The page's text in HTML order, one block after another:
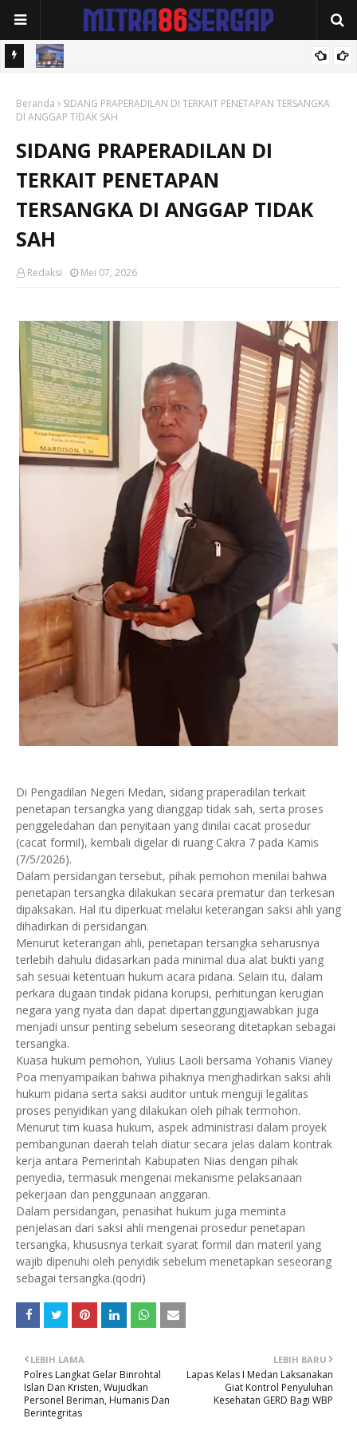
Ai"
Indonesia
Beranda
SIDANG PRAPERADILAN DI TERKAIT PENETAPAN TERSANGKA
DI ANGGAP TIDAK SAH
SIDANG PRAPERADILAN DI
TERKAIT PENETAPAN
TERSANGKA DI ANGGAP TIDAK
SAH
Redaksi Mei 07, 2026
Di Pengadilan Negeri Medan, sidang praperadilan terkait
penetapan tersangka yang dianggap tidak sah, serta proses
penggeledahan dan penyitaan yang dinilai cacat prosedur
(cacat formil), kembali digelar di ruang Cakra 7 pada Kamis
(7/5/2026).
Dalam persidangan tersebut, pihak pemohon menilai bahwa
penetapan tersangka dilakukan secara prematur dan terkesan
dipaksakan. Hal itu diperkuat melalui keterangan saksi ahli yang
dihadirkan di persidangan.
Menurut keterangan ahli, penetapan tersangka seharusnya
terlebih dahulu didasarkan pada minimal dua alat bukti yang
sah sesuai ketentuan hukum acara pidana. Selain itu, dalam
perkara dugaan tindak pidana korupsi, perhitungan kerugian
negara yang nyata dan dapat dipertanggungjawabkan juga
menjadi unsur penting sebelum seseorang ditetapkan sebagai
tersangka.
Kuasa hukum pemohon, Yulius Laoli bersama Yohanis Vianey
Poa menyampaikan bahwa pihaknya menghadirkan saksi ahli
hukum pidana serta saksi auditor untuk menguji legalitas
proses penyidikan yang dilakukan oleh pihak termohon.
Menurut tim kuasa hukum, aspek administrasi dalam proyek
pembangunan daerah telah diatur secara jelas dalam kontrak
kerja antara Pemerintah Kabupaten Nias dengan pihak
penyedia, termasuk mengenai mekanisme pelaksanaan
pekerjaan dan penggunaan anggaran.
Dalam persidangan, penasihat hukum juga meminta
penjelasan dari saksi ahli mengenai prosedur penetapan
tersangka, khususnya terkait syarat formil dan materil yang
wajib dipenuhi oleh penyidik sebelum menetapkan seseorang
sebagai tersangka.(qodri)
LEBIH BARU
Lapas Kelas I Medan Laksanakan
Giat Kontrol Penyuluhan
Kesehatan GERD Bagi WBP
LEBIH LAMA
Polres Langkat Gelar Binrohtal
Islan Dan Kristen, Wujudkan
Personel Beriman, Humanis Dan
Berintegritas